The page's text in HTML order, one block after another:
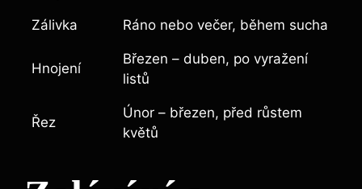
Zálivka Ráno nebo večer, během sucha
Hnojení
Březen – duben, po vyražení
listů
Řez
Únor – březen, před růstem
květů